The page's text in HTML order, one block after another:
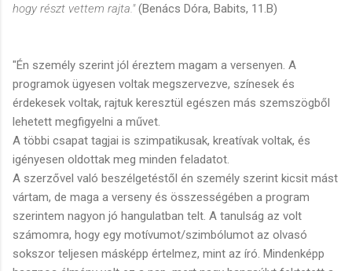
hogy részt vettem rajta."(Benács Dóra, Babits, 11.B)
"Én személy szerint jól éreztem magam a versenyen. A
programok ügyesen voltak megszervezve, színesek és
érdekesek voltak, rajtuk keresztül egészen más szemszögből
lehetett megfigyelni a művet.
A többi csapat tagjai is szimpatikusak, kreatívak voltak, és
igényesen oldottak meg minden feladatot.
A szerzővel való beszélgetéstől én személy szerint kicsit mást
vártam, de maga a verseny és összességében a program
szerintem nagyon jó hangulatban telt. A tanulság az volt
számomra, hogy egy motívumot/szimbólumot az olvasó
sokszor teljesen másképp értelmez, mint az író. Mindenképp